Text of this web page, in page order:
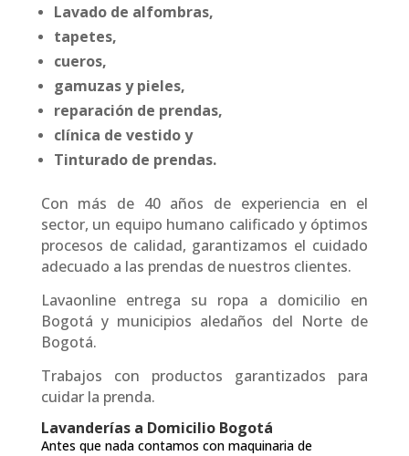
Lavado de alfombras,
tapetes,
cueros,
gamuzas ypieles,
reparación de prendas,
clínica de vestido y
Tinturado de prendas.
Con más de 40 años de experiencia en el
sector, un equipo humano calificado y óptimos
procesos de calidad, garantizamos el cuidado
adecuado a las prendas de nuestros clientes.
Lavaonline entrega su ropa a domicilio en
Bogotá y municipios aledaños del Norte de
Bogotá.
Trabajos con productos garantizados para
cuidar la prenda.
Lavanderías a Domicilio Bogotá
Antes que nada contamos con maquinaria de